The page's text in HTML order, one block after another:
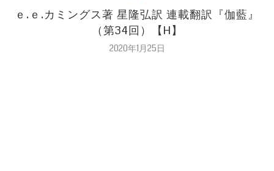
ｅ.ｅ.カミングス著 星隆弘訳 連載翻訳『伽藍』
（第34回）【H】
2020年1月25日